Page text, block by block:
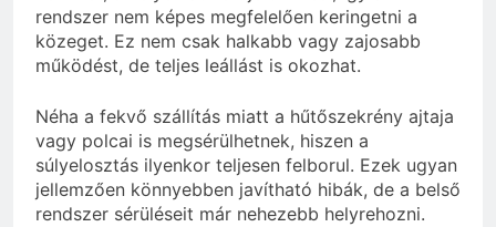
rendszer nem képes megfelelően keringetni a
közeget. Ez nem csak halkabb vagy zajosabb
működést, de teljes leállást is okozhat.
Néha a fekvő szállítás miatt a hűtőszekrény ajtaja
vagy polcai is megsérülhetnek, hiszen a
súlyelosztás ilyenkor teljesen felborul. Ezek ugyan
jellemzően könnyebben javítható hibák, de a belső
rendszer sérüléseit már nehezebb helyrehozni.